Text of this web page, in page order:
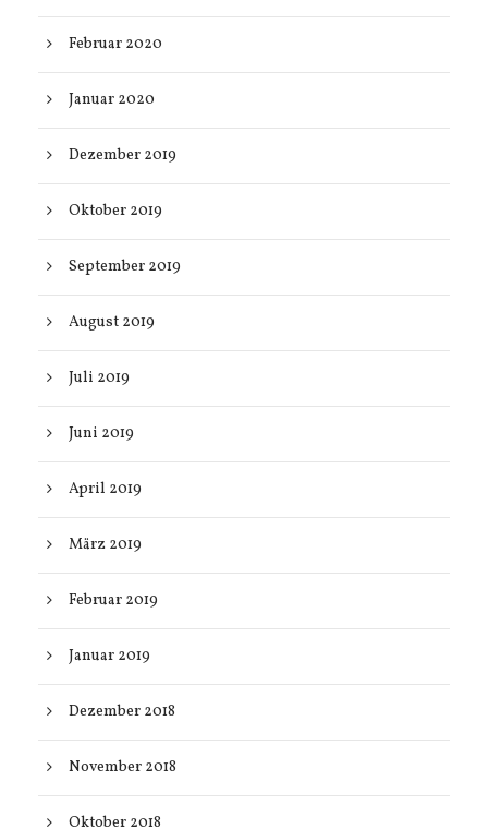
Februar 2020
Januar 2020
Dezember 2019
Oktober 2019
September 2019
August 2019
Juli 2019
Juni 2019
April 2019
März 2019
Februar 2019
Januar 2019
Dezember 2018
November 2018
Oktober 2018